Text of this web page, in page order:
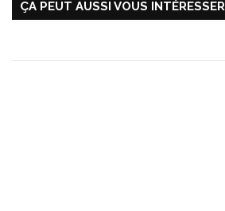
ÇA PEUT AUSSI VOUS INTÉRESSER